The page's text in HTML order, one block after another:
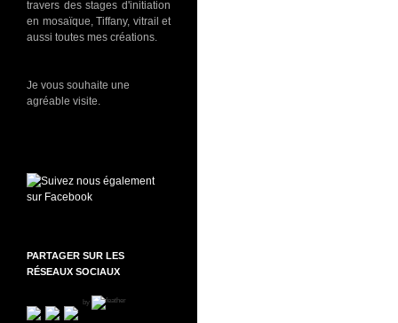
travers des stages d'initiation
en mosaïque, Tiffany, vitrail et
aussi toutes mes créations.
Je vous souhaite une
agréable visite.
Suivez nous également
sur Facebook
PARTAGER SUR LES
RÉSEAUX SOCIAUX
by